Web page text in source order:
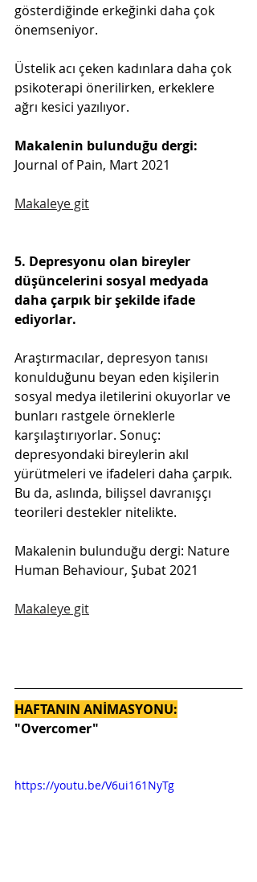
gösterdiğinde erkeğinki daha çok
önemseniyor.
Üstelik acı çeken kadınlara daha çok
psikoterapi önerilirken, erkeklere
ağrı kesici yazılıyor.
Makalenin bulunduğu dergi:
Journal of Pain, Mart 2021
Makaleye git
5. Depresyonu olan bireyler
düşüncelerini sosyal medyada
daha çarpık bir şekilde ifade
ediyorlar.
Araştırmacılar, depresyon tanısı
konulduğunu beyan eden kişilerin
sosyal medya iletilerini okuyorlar ve
bunları rastgele örneklerle
karşılaştırıyorlar. Sonuç:
depresyondaki bireylerin akıl
yürütmeleri ve ifadeleri daha çarpık.
Bu da, aslında, bilişsel davranışçı
teorileri destekler nitelikte.
Makalenin bulunduğu dergi: Nature
Human Behaviour, Şubat 2021
Makaleye git
HAFTANIN ANİMASYONU:
"Overcomer"
https://youtu.be/V6ui161NyTg